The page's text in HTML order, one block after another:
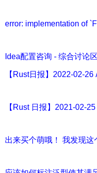
error: implementation of
Idea配置咨询 - 综合讨论区
【Rust日报】2022-02-
【Rust 日报】2021-02-
出来买个萌哦！ 我发现